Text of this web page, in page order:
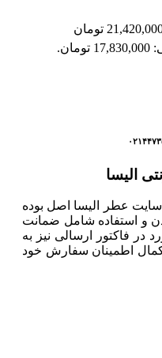
قیمت اصلی: 21,420,000 تومان
الیسا
عطر الیسا اصل بوده
و استفاده شامل ضمانت
در فاکتور ارسالی نیز به
اطمینان سفارش خود